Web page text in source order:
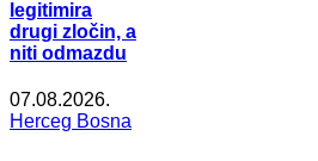
legitimira
drugi zločin, a
niti odmazdu
07.08.2026.
Herceg Bosna